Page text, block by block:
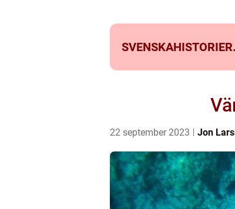
SVENSKAHISTORIER.
22 september 2023 Jon